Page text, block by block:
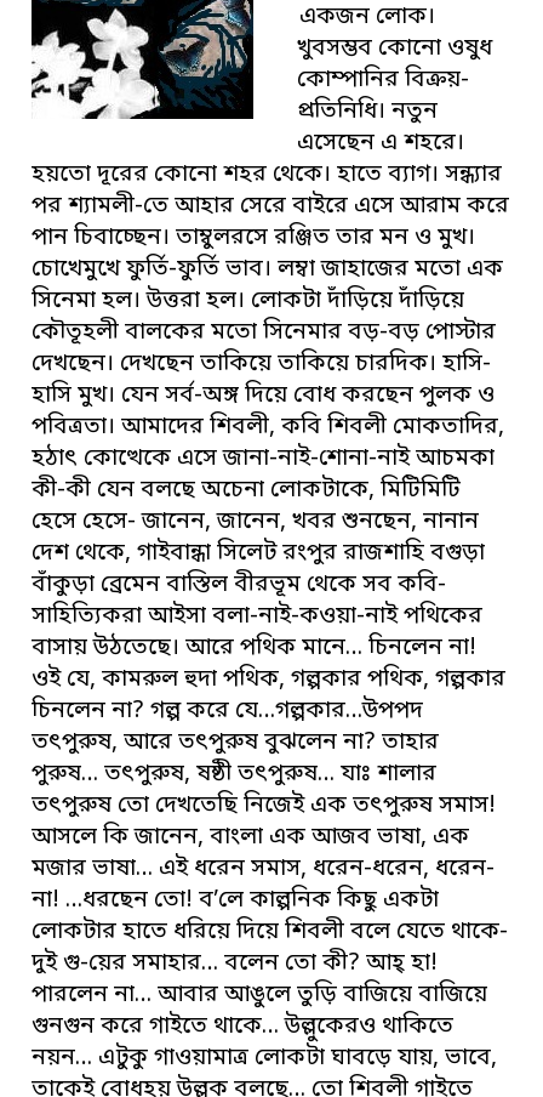
একজন লোক।
খুবসম্ভব কোনো ওষুধ
কোম্পানির বিক্রয়-
প্রতিনিধি। নতুন
এসেছেন এ শহরে।
হয়তো দূরের কোনো শহর থেকে। হাতে ব্যাগ। সন্ধ্যার
পর শ্যামলী-তে আহার সেরে বাইরে এসে আরাম করে
পান চিবাচ্ছেন। তাম্বুলরসে রঞ্জিত তার মন ও মুখ।
চোখেমুখে ফুর্তি-ফুর্তি ভাব। লম্বা জাহাজের মতো এক
সিনেমা হল। উত্তরা হল। লোকটা দাঁড়িয়ে দাঁড়িয়ে
কৌতূহলী বালকের মতো সিনেমার বড়-বড় পোস্টার
দেখছেন। দেখছেন তাকিয়ে তাকিয়ে চারদিক। হাসি-
হাসি মুখ। যেন সর্ব-অঙ্গ দিয়ে বোধ করছেন পুলক ও
পবিত্রতা। আমাদের শিবলী, কবি শিবলী মোকতাদির,
হঠাৎ কোত্থেকে এসে জানা-নাই-শোনা-নাই আচমকা
কী-কী যেন বলছে অচেনা লোকটাকে, মিটিমিটি
হেসে হেসে- জানেন, জানেন, খবর শুনছেন, নানান
দেশ থেকে, গাইবান্ধা সিলেট রংপুররাজশাহি বগুড়া
বাঁকুড়া ব্রেমেন বাস্তিল বীরভূম থেকে সব কবি-
সাহিত্যিকরা আইসা বলা-নাই-কওয়া-নাই পথিকের
বাসায় উঠতেছে। আরে পথিক মানে… চিনলেন না!
ওই যে, কামরুল হুদা পথিক, গল্পকার পথিক, গল্পকার
চিনলেন না? গল্প করে যে…গল্পকার…উপপদ
তৎপুরুষ, আরে তৎপুরুষ বুঝলেন না? তাহার
পুরুষ… তৎপুরুষ, ষষ্ঠী তৎপুরুষ… যাঃ শালার
তৎপুরুষ তো দেখতেছি নিজেই এক তৎপুরুষ সমাস!
আসলে কি জানেন, বাংলা এক আজব ভাষা, এক
মজার ভাষা… এই ধরেন সমাস, ধরেন-ধরেন, ধরেন-
না! …ধরছেন তো! ব’লে কাল্পনিক কিছু একটা
লোকটার হাতে ধরিয়ে দিয়ে শিবলী বলে যেতে থাকে-
দুই গু-য়ের সমাহার… বলেন তো কী? আহ্ হা!
পারলেন না… আবার আঙুলে তুড়ি বাজিয়ে বাজিয়ে
গুনগুন করে গাইতে থাকে… উল্লুকেরও থাকিতে
নয়ন… এটুকু গাওয়ামাত্র লোকটা ঘাবড়ে যায়, ভাবে,
তাকেই বোধহয় উল্লুক বলছে… তো শিবলী গাইতে